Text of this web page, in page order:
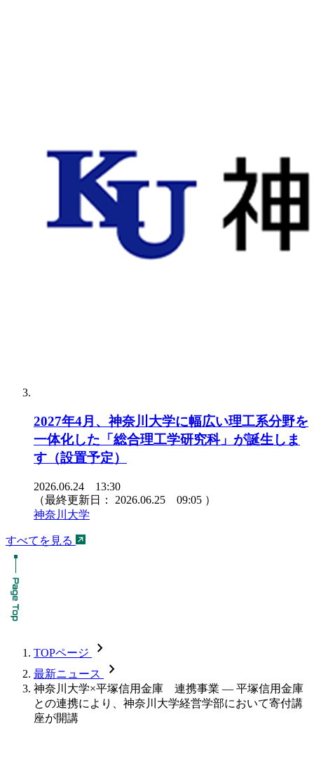
2027年4月、神奈川大学に幅広い理工系分野を
一体化した「総合理工学研究科」が誕生しま
す（設置予定）
2026.06.24 13:30
（最終更新日： 2026.06.25 09:05 ）
神奈川大学
すべてを見る
TOPページ chevron_forward
最新ニュース chevron_forward
神奈川大学×平塚信用金庫 連携事業 — 平塚信用金庫
との連携により、神奈川大学経営学部において寄付講
座が開講